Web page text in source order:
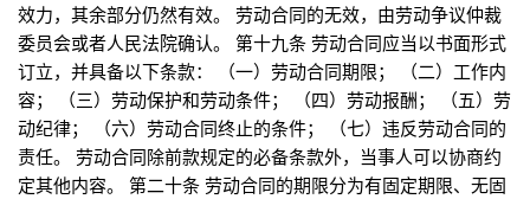
效力，其余部分仍然有效。 劳动合同的无效，由劳动争议仲裁
委员会或者人民法院确认。 第十九条 劳动合同应当以书面形式
订立，并具备以下条款： （一）劳动合同期限； （二）工作内
容； （三）劳动保护和劳动条件； （四）劳动报酬； （五）劳
动纪律； （六）劳动合同终止的条件； （七）违反劳动合同的
责任。 劳动合同除前款规定的必备条款外，当事人可以协商约
定其他内容。 第二十条 劳动合同的期限分为有固定期限、无固